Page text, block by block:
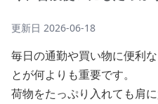
更新日 2026-06-18
毎日の通勤や買い物に便利
とが何よりも重要です。
荷物をたっぷり入れても肩